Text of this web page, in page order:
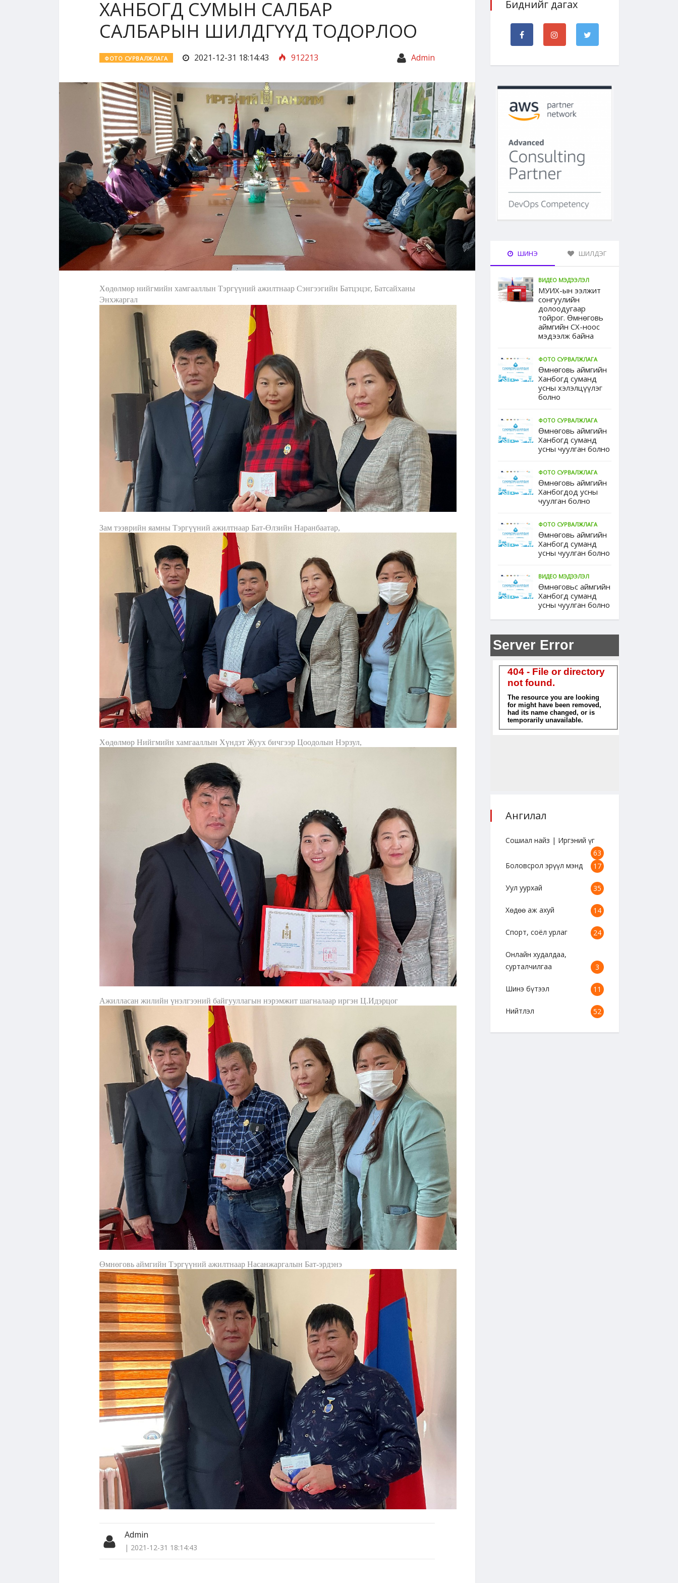
ХАНБОГД СУМЫН САЛБАР
САЛБАРЫН ШИЛДГҮҮД ТОДОРЛОО
ФОТО СУРВАЛЖЛАГА 2021-12-31 18:14:43 912213 Admin
Хөдөлмөр нийгмийн хамгааллын Тэргүүний ажилтнаар Сэнгээгийн Батцэцэг, Батсайханы
Энхжаргал
Зам тээврийн яамны Тэргүүний ажилтнаар Бат-Өлзийн Наранбаатар,
Хөдөлмөр Нийгмийн хамгааллын Хүндэт Жуух бичгээр Цоодолын Нэрзул,
Ажилласан жилийн үнэлгээний байгууллагын нэрэмжит шагналаар иргэн Ц.Идэрцог
Өмнөговь аймгийн Тэргүүний ажилтнаар Насанжаргалын Бат-эрдэнэ
Admin
| 2021-12-31 18:14:43
Биднийг дагах
ШИНЭ ШИЛДЭГ
ВИДЕО МЭДЭЭЛЭЛ
МУИХ-ын ээлжит
сонгуулийн
долоодугаар
тойрог. Өмнөговь
аймгийн СХ-ноос
мэдээлж байна
ФОТО СУРВАЛЖЛАГА
Өмнөговь аймгийн
Ханбогд суманд
усны хэлэлцүүлэг
болно
ФОТО СУРВАЛЖЛАГА
Өмнөговь аймгийн
Ханбогд суманд
усны чуулган болно
ФОТО СУРВАЛЖЛАГА
Өмнөговь аймгийн
Ханбогдод усны
чуулган болно
ФОТО СУРВАЛЖЛАГА
Өмнөговь аймгийн
Ханбогд суманд
усны чуулган болно
ВИДЕО МЭДЭЭЛЭЛ
Өмнөговьс аймгийн
Ханбогд суманд
усны чуулган болно
Ангилал
Сошиал найз | Иргэний үг
63
Боловсрол эрүүл мэнд
17
Уул уурхай 35
Хөдөө аж ахуй 14
Спорт, соёл урлаг 24
Онлайн худалдаа,
сурталчилгаа
3
Шинэ бүтээл 11
Нийтлэл 52